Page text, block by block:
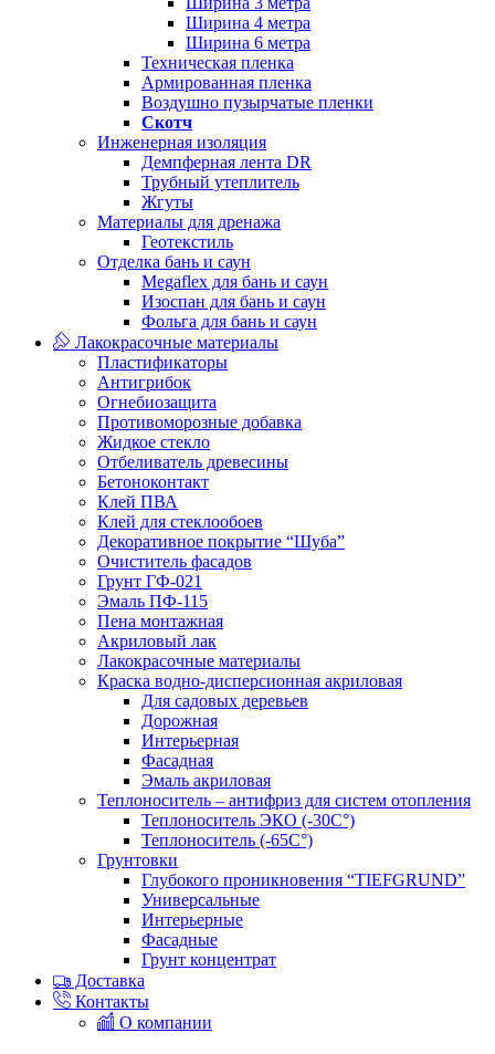
Ширина 4 метра
Ширина 6 метра
Техническая пленка
Армированная пленка
Воздушно пузырчатые пленки
Скотч
Инженерная изоляция
Демпферная лента DR
Трубный утеплитель
Жгуты
Материалы для дренажа
Геотекстиль
Отделка бань и саун
Megaflex для бань и саун
Изоспан для бань и саун
Фольга для бань и саун
Лакокрасочные материалы
Пластификаторы
Антигрибок
Огнебиозащита
Противоморозные добавка
Жидкое стекло
Отбеливатель древесины
Бетоноконтакт
Клей ПВА
Клей для стеклообоев
Декоративное покрытие “Шуба”
Очиститель фасадов
Грунт ГФ-021
Эмаль ПФ-115
Пена монтажная
Акриловый лак
Лакокрасочные материалы
Краска водно-дисперсионная акриловая
Для садовых деревьев
Дорожная
Интерьерная
Фасадная
Эмаль акриловая
Теплоноситель – антифриз для систем отопления
Теплоноситель ЭКО (-30С°)
Теплоноситель (-65С°)
Грунтовки
Глубокого проникновения “TIEFGRUND”
Универсальные
Интерьерные
Фасадные
Грунт концентрат
Доставка
Контакты
О компании